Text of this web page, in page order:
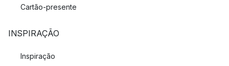
Cartão-presente
INSPIRAÇÃO
Inspiração